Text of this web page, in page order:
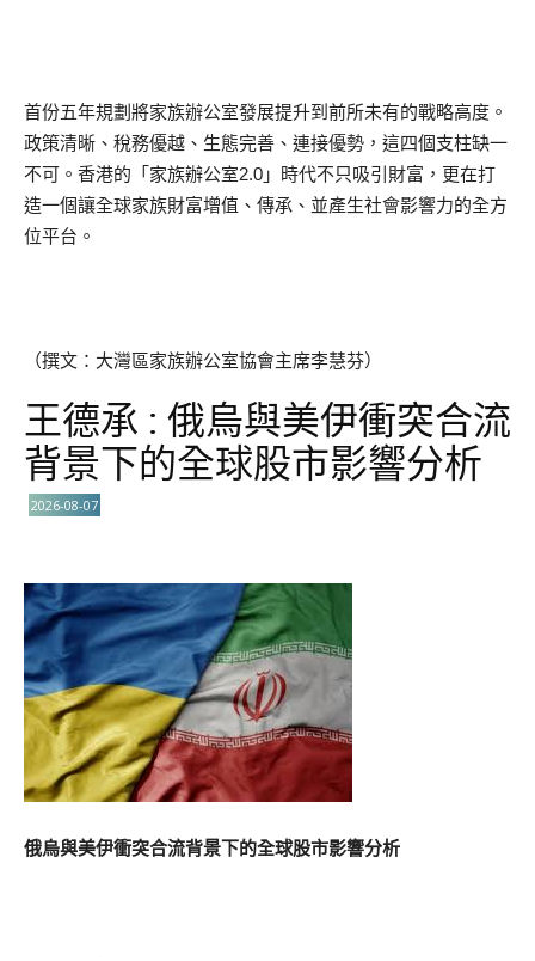
首份五年規劃將家族辦公室發展提升到前所未有的戰略高度。
政策清晰、稅務優越、生態完善、連接優勢，這四個支柱缺一
不可。香港的「家族辦公室2.0」時代不只吸引財富，更在打
造一個讓全球家族財富增值、傳承、並產生社會影響力的全方
位平台。
（撰文：大灣區家族辦公室協會主席李慧芬）
王德承 : 俄烏與美伊衝突合流
背景下的全球股市影響分析
2026-08-07
俄烏與美伊衝突合流背景下的全球股市影響分析